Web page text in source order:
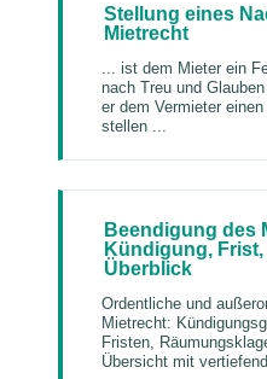
Stellung eines
Mietrecht
... ist dem Mieter ein
nach Treu und
er dem Vermieter
stellen ...
Beendigung des
Kündigung,
Überblick
Ordentliche und
Mietrecht:
Fristen,
Übersicht mit